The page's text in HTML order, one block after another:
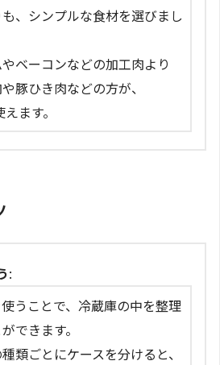
、シンプルな食材を選びまし
ベーコンなどの加工肉より
豚ひき肉などの方が、
ます。
:
うことで、冷蔵庫の中を整理
できます。
類ごとにケースを分けると、